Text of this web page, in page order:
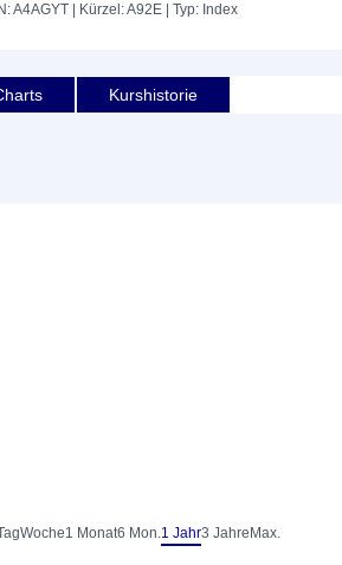
A4AGYT | Kürzel: A92E | Typ: Index
Kurshistorie
Woche1 Monat6 Mon.1 Jahr3 Jahre Max.